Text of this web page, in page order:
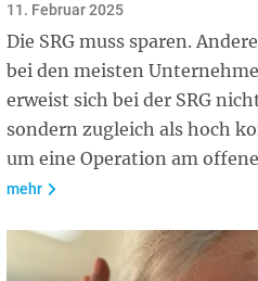
11. Februar 2025
Die SRG muss sparen.
bei den meisten
erweist sich bei der SRG
sondern zugleich als hoch
um eine Operation am
mehr